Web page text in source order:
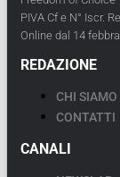
PIVA Cf e N° Iscr.
Online dal 14
REDAZIONE
CHI SIAMO
CONTATTI
CANALI